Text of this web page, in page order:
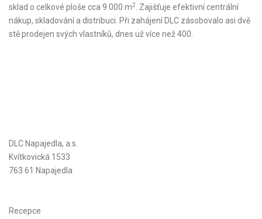
sklad o celkové ploše cca 9 000 m2 . Zajišťuje efektivní centrální
nákup, skladování a distribuci. Při zahájení DLC zásobovalo asi dvě
stě prodejen svých vlastníků, dnes už více než 400.
DLC Napajedla, a.s.
Kvítkovická 1533
763 61 Napajedla
Recepce